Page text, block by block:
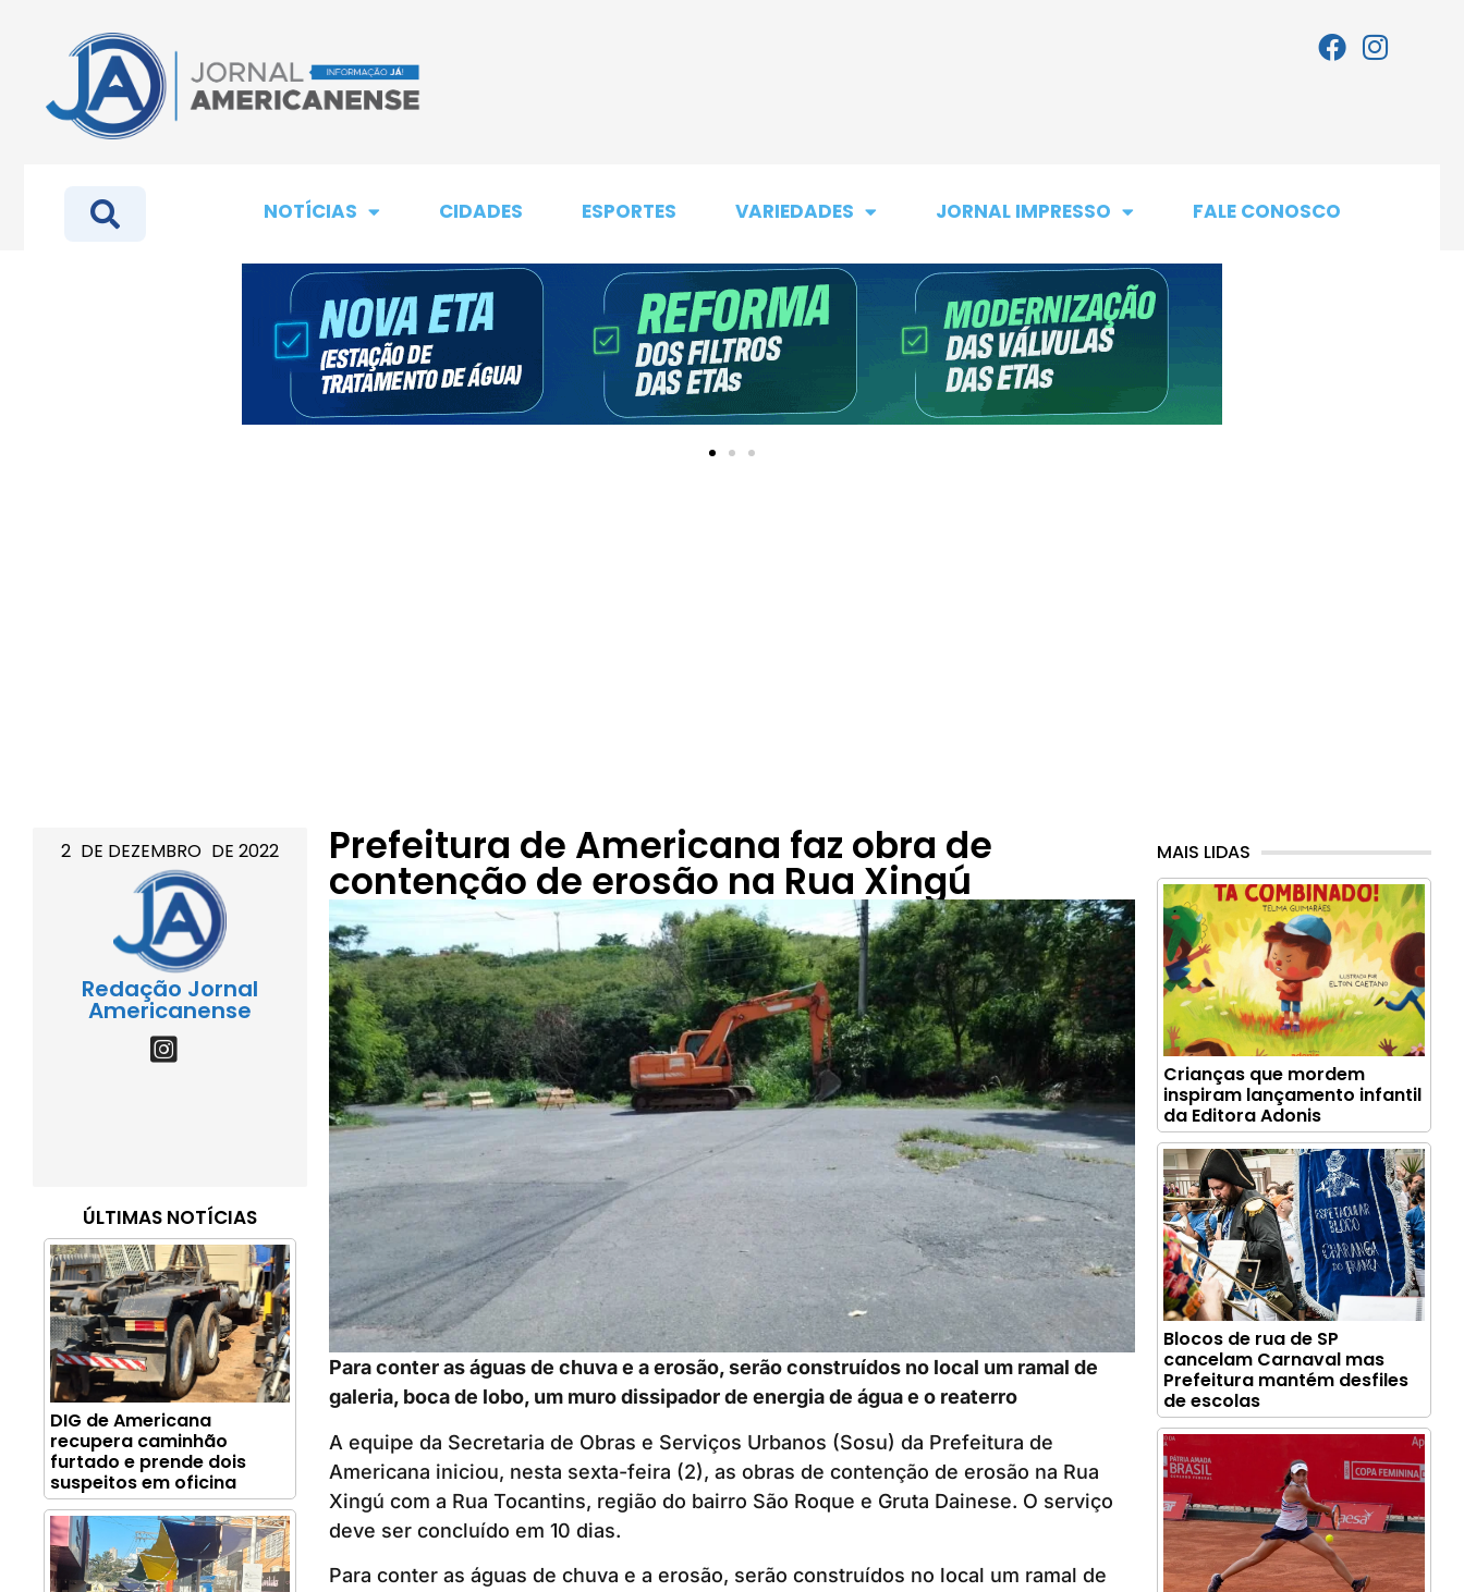
NOTÍCIAS CIDADES ESPORTES VARIEDADES JORNAL IMPRESSO FALE CONOSCO
2 DE DEZEMBRO DE 2022
Redação Jornal
Americanense
ÚLTIMAS NOTÍCIAS
DIG de Americana
recupera caminhão
furtado e prende dois
suspeitos em oficina
Prefeitura de Americana faz obra de
contenção de erosão na Rua Xingú
Para conter as águas de chuva e a erosão, serão construídos no local um ramal de
galeria, boca de lobo, um muro dissipador de energia de água e o reaterro
A equipe da Secretaria de Obras e Serviços Urbanos (Sosu) da Prefeitura de
Americana iniciou, nesta sexta-feira (2), as obras de contenção de erosão na Rua
Xingú com a Rua Tocantins, região do bairro São Roque e Gruta Dainese. O serviço
deve ser concluído em 10 dias.
Para conter as águas de chuva e a erosão, serão construídos no local um ramal de
MAIS LIDAS
Crianças que mordem
inspiram lançamento infantil
da Editora Adonis
Blocos de rua de SP
cancelam Carnaval mas
Prefeitura mantém desfiles
de escolas